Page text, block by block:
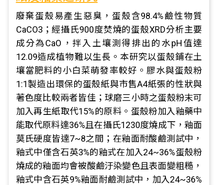
廢棄蛋殼易產生惡臭，蛋殼含98.4%鹼性物質
CaCO3；經攝氏900度焚燒的蛋殼XRD分析主要
成分為CaO，拌入土壤測得排出的水pH值達
12.09造成植物難以生長。本研究以蛋殼鋪在土
壤當肥料的小白菜萌發率較好。膠水與蛋殼粉
1:1製造出環保的蛋殼紙與市售A4紙張的性狀與
著色度比較兩者皆佳；球磨三小時之蛋殼粉末可
加入再生紙取代15%的原料。蛋殼粉加入釉藥中
能取代原料達36%且在攝氏1230度燒成下，釉面
莫氏硬度皆達7~8之間；在釉面耐酸鹼測試中，
釉式中僅含石英3%的釉式在加入24~36%蛋殼粉
燒成的釉面均會被酸鹼汙染變色且表面變粗糙，
釉式中含石英9%釉面耐鹼測試中，加入24~36%